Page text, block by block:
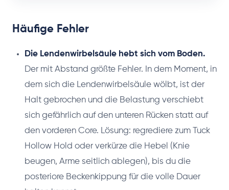
Häufige Fehler
Die Lendenwirbelsäule hebt sich vom Boden.
Der mit Abstand größte Fehler. In dem Moment, in
dem sich die Lendenwirbelsäule wölbt, ist der
Halt gebrochen und die Belastung verschiebt
sich gefährlich auf den unteren Rücken statt auf
den vorderen Core. Lösung: regrediere zum Tuck
Hollow Hold oder verkürze die Hebel (Knie
beugen, Arme seitlich ablegen), bis du die
posteriore Beckenkippung für die volle Dauer